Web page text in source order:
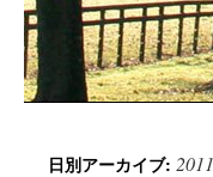
日別アーカイブ: